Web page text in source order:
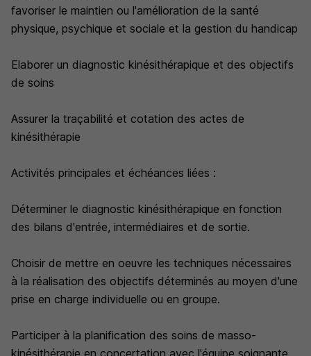
favoriser le maintien ou l'amélioration de la santé
physique, psychique et sociale et la gestion du handicap
Elaborer un diagnostic kinésithérapique et des objectifs
de soins
Assurer la traçabilité et cotation des actes de
kinésithérapie
Activités principales et échéances liées :
Déterminer le diagnostic kinésithérapique en fonction
des bilans d'entrée, intermédiaires et de sortie.
Choisir de mettre en oeuvre les techniques nécessaires
à la réalisation des objectifs déterminés au moyen d'une
prise en charge individuelle ou en groupe.
Participer à la planification des soins de masso-
kinésithérapie en concertation avec l'équipe soignante.